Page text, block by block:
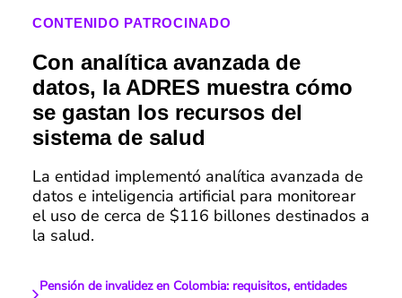
CONTENIDO PATROCINADO
Con analítica avanzada de
datos, la ADRES muestra cómo
se gastan los recursos del
sistema de salud
La entidad implementó analítica avanzada de
datos e inteligencia artificial para monitorear
el uso de cerca de $116 billones destinados a
la salud.
Pensión de invalidez en Colombia: requisitos, entidades